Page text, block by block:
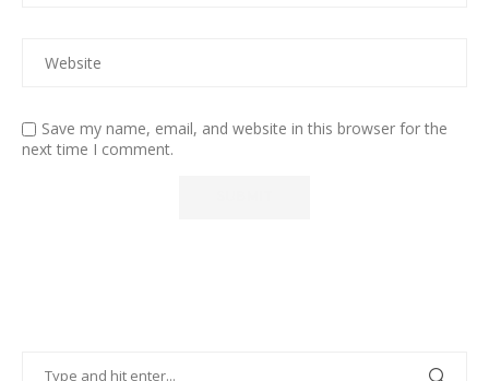
Save my name, email, and website in this browser for the
next time I comment.